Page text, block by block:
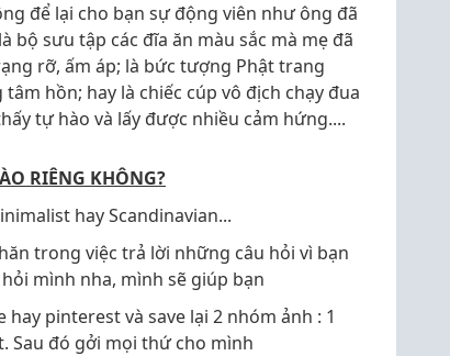
để lại cho bạn sự động viên như ông đã
sưu tập các đĩa ăn màu sắc mà mẹ đã
rỡ, ấm áp; là bức tượng Phật trang
hồn; hay là chiếc cúp vô địch chạy đua
tự hào và lấy được nhiều cảm hứng....
RIÊNG KHÔNG?
hay Scandinavian...
trong việc trả lời những câu hỏi vì bạn
mình nha, mình sẽ giúp bạn
pinterest và save lại 2 nhóm ảnh : 1
Sau đó gởi mọi thứ cho mình